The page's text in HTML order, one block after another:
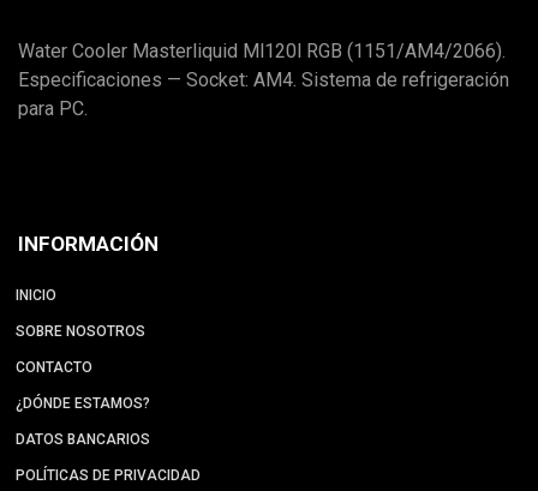
Water Cooler Masterliquid Ml120l RGB (1151/AM4/2066).
Especificaciones — Socket: AM4. Sistema de refrigeración
para PC.
INFORMACIÓN
INICIO
SOBRE NOSOTROS
CONTACTO
¿DÓNDE ESTAMOS?
DATOS BANCARIOS
POLÍTICAS DE PRIVACIDAD